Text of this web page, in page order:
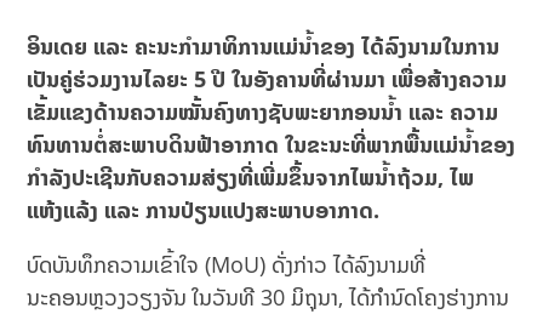
ອິນເດຍ ແລະ ຄະນະກຳມາທິການແມ່ນ້ຳຂອງ ໄດ້ລົງນາມໃນການ
ເປັນຄູ່ຮ່ວມງານໄລຍະ 5 ປີ ໃນອັງຄານທີ່ຜ່ານມາ ເພື່ອສ້າງຄວາມ
ເຂັ້ມແຂງດ້ານຄວາມໝັ້ນຄົງທາງຊັບພະຍາກອນນ້ຳ ແລະ ຄວາມ
ທົນທານຕໍ່ສະພາບດິນຟ້າອາກາດ ໃນຂະນະທີ່ພາກພື້ນແມ່ນ້ຳຂອງ
ກຳລັງປະເຊີນກັບຄວາມສ່ຽງທີ່ເພີ່ມຂຶ້ນຈາກໄພນ້ຳຖ້ວມ, ໄພ
ແຫ້ງແລ້ງ ແລະ ການປ່ຽນແປງສະພາບອາກາດ.
ບົດບັນທຶກຄວາມເຂົ້າໃຈ (MoU) ດັ່ງກ່າວ ໄດ້ລົງນາມທີ່
ນະຄອນຫຼວງວຽງຈັນ ໃນວັນທີ 30 ມິຖຸນາ, ໄດ້ກຳນົດໂຄງຮ່າງການ